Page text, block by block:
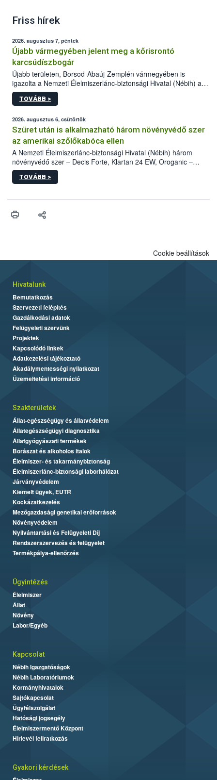
Friss hírek
2026. augusztus 7, péntek
Újabb vármegyében jelent meg a kőrisrontó
karcsúdíszbogár
Újabb területen, Borsod-Abaúj-Zemplén vármegyében is
igazolta a Nemzeti Élelmiszerlánc-biztonsági Hivatal (Nébih) a
kőrisrontó karcsúdíszbogár (Agrilus planipennis) jelenlétét. A
kártevőt nem csak színcsapdában találták meg, de már fertőzött
az intenzív felderítést, emellett az intézkedéseket a szlovák
hatósággal is összehangolják a terjedés megállítása érdekében.
TOVÁBB >
2026. augusztus 6, csütörtök
Szüret után is alkalmazható három növényvédő szer
az amerikai szőlőkabóca ellen
A Nemzeti Élelmiszerlánc-biztonsági Hivatal (Nébih) három
növényvédő szer – Decis Forte, Klartan 24 EW, Oroganic –
engedélyokiratát módosította, így azok a szüretet követően,
egészen a vesszőérettség (BBCH 91) stádiumáig
érésű szőlőkben is legyen lehetőség a károsító elleni további
felhasználók számára is elérhető és ökológiai termesztésben is
TOVÁBB >
Cookie beállítások
Hivatalunk
Bemutatkozás
Szervezeti felépítés
Gazdálkodási adatok
Felügyeleti szervünk
Projektek
Kapcsolódó linkek
Adatkezelési tájékoztató
Akadálymentességi nyilatkozat
Üzemeltetési információ
Szakterületek
Állat-egészségügy és állatvédelem
Állategészségügyi diagnosztika
Állatgyógyászati termékek
Borászat és alkoholos italok
Élelmiszer- és takarmánybiztonság
Élelmiszerlánc-biztonsági laborhálózat
Járványvédelem
Kiemelt ügyek, EUTR
Kockázatkezelés
Mezőgazdasági genetikai erőforrások
Növényvédelem
Nyilvántartási és Felügyeleti Díj
Rendszerszervezés és felügyelet
Termékpálya-ellenőrzés
Ügyintézés
Élelmiszer
Állat
Növény
Labor/Egyéb
Kapcsolat
Nébih Igazgatóságok
Nébih Laboratóriumok
Kormányhivatalok
Sajtókapcsolat
Ügyfélszolgálat
Hatósági jogsegély
Élelmiszermentő Központ
Hírlevél feliratkozás
Gyakori kérdések